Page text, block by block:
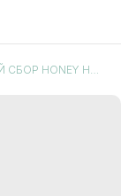
ТРАВЯНОЙ СБОР HONEY HERBS «MELLITUS»